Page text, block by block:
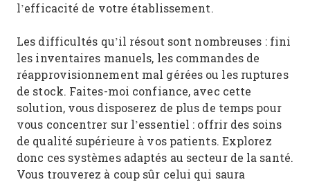
l’efficacité de votre établissement.
Les difficultés qu’il résout sont nombreuses : fini
les inventaires manuels, les commandes de
réapprovisionnement mal gérées ou les ruptures
de stock. Faites-moi confiance, avec cette
solution, vous disposerez de plus de temps pour
vous concentrer sur l’essentiel : offrir des soins
de qualité supérieure à vos patients. Explorez
donc ces systèmes adaptés au secteur de la santé.
Vous trouverez à coup sûr celui qui saura